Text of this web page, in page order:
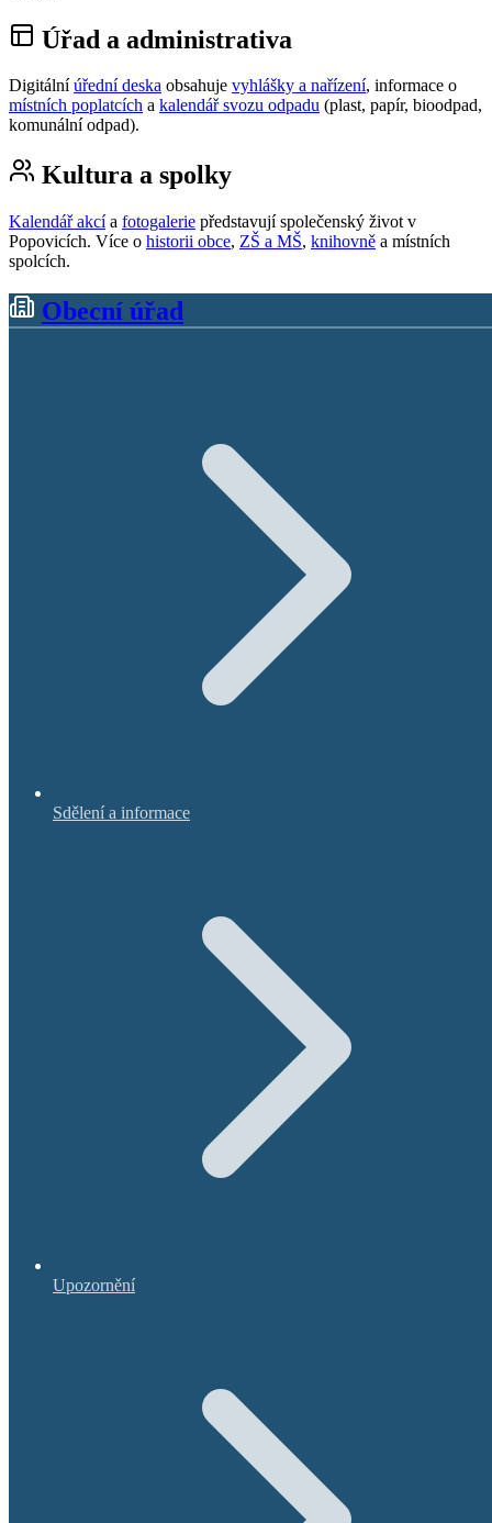
Úřad a administrativa
Digitální úřední deska obsahuje vyhlášky a nařízení, informace o
místních poplatcích a kalendář svozu odpadu (plast, papír, bioodpad,
komunální odpad).
Kultura a spolky
Kalendář akcía fotogalerie představují společenský život v
Popovicích. Více o historii obce, ZŠ a MŠ, knihovně a místních
spolcích.
Obecní úřad
Sdělení a informace
Upozornění